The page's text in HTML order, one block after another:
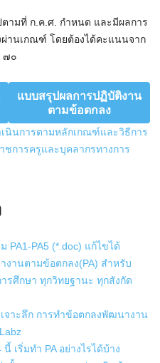
ามที่ ก.ค.ศ. กำหนด และมีผลการ
านเกณฑ์ โดยต้องได้คะแนนจาก
๗๐
แบบสรุปผลการปฏิบัติงาน
ตามข้อตกลง
นินการตามหลักเกณฑ์และวิธีการ
การครูและบุคลากรทางการ
PA5 (*.doc) แก้ไขได้
านตามข้อตกลง(PA) สำหรับ
รศึกษา ทุกวิทยฐานะ ทุกสังกัด
จาะลึก การทำข้อตกลงพัฒนางาน
เริ่มทำ PA อย่างไรได้บ้าง